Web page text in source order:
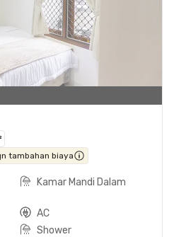
tambahan biaya
Kamar Mandi Dalam
AC
Shower